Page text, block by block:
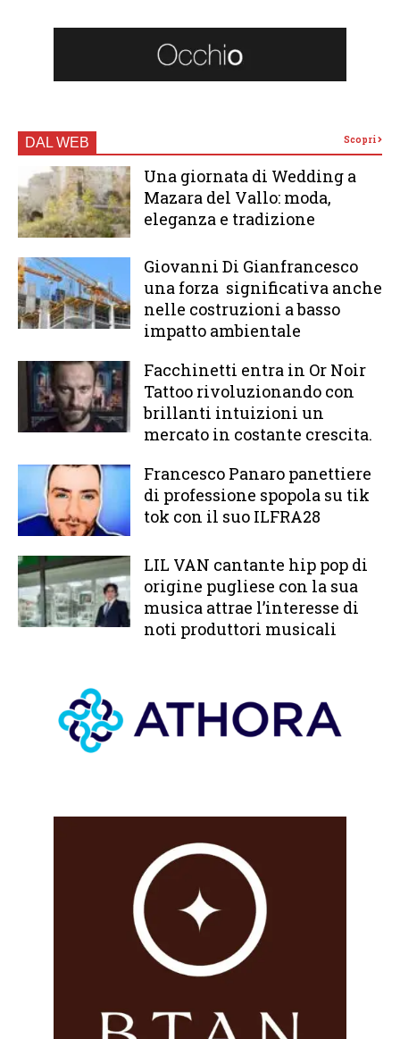
DAL WEB Scopri
Una giornata di Wedding a
Mazara del Vallo: moda,
eleganza e tradizione
Giovanni Di Gianfrancesco
una forza significativa anche
nelle costruzioni a basso
impatto ambientale
Facchinetti entra in Or Noir
Tattoo rivoluzionando con
brillanti intuizioni un
mercato in costante crescita.
Francesco Panaro panettiere
di professione spopola su tik
tok con il suo ILFRA28
LIL VAN cantante hip pop di
origine pugliese con la sua
musica attrae l’interesse di
noti produttori musicali